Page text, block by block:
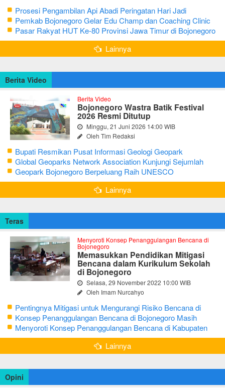
Prosesi Pengambilan Api Abadi Peringatan Hari Jadi
Bojonegoro Ke-348
Pemkab Bojonegoro Gelar Edu Champ dan Coaching Clinic
Seni Reog dan Jaranan
Pasar Rakyat HUT Ke-80 Provinsi Jawa Timur di Bojonegoro
Lainnya
Berita Video
Berita Video
Bojonegoro Wastra Batik Festival
2026 Resmi Ditutup
Minggu, 21 Juni 2026 14:00 WIB
Oleh Tim Redaksi
Bupati Resmikan Pusat Informasi Geologi Geopark
Bojonegoro
Global Geoparks Network Association Kunjungi Sejumlah
Geosite di Bojonegoro
Geopark Bojonegoro Berpeluang Raih UNESCO
Global Geopark
Lainnya
Teras
Menyoroti Konsep Penanggulangan Bencana di
Bojonegoro
Memasukkan Pendidikan Mitigasi
Bencana dalam Kurikulum Sekolah
di Bojonegoro
Selasa, 29 November 2022 10:00 WIB
Oleh Imam Nurcahyo
Pentingnya Mitigasi untuk Mengurangi Risiko Bencana di
Bojonegoro
Konsep Penanggulangan Bencana di Bojonegoro Masih
Mengutamakan Tanggap Darurat
Menyoroti Konsep Penanggulangan Bencana di Kabupaten
Bojonegoro
Lainnya
Opini